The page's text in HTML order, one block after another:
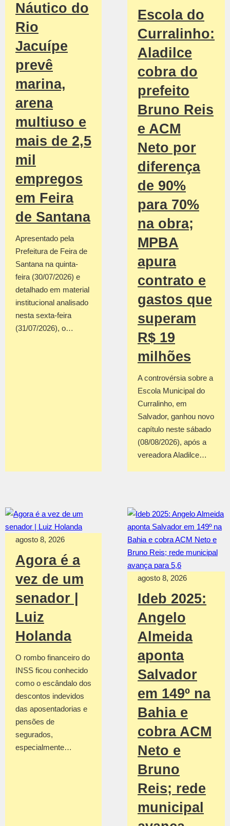
Náutico do
Rio
Jacuípe
prevê
marina,
arena
multiuso e
mais de 2,5
mil
empregos
em Feira
de Santana
Apresentado pela
Prefeitura de Feira de
Santana na quinta-
feira (30/07/2026) e
detalhado em material
institucional analisado
nesta sexta-feira
(31/07/2026), o…
Escola do
Curralinho:
Aladilce
cobra do
prefeito
Bruno Reis
e ACM
Neto por
diferença
de 90%
para 70%
na obra;
MPBA
apura
contrato e
gastos que
superam
R$ 19
milhões
A controvérsia sobre a
Escola Municipal do
Curralinho, em
Salvador, ganhou novo
capítulo neste sábado
(08/08/2026), após a
vereadora Aladilce…
agosto 8, 2026
Agora é a
vez de um
senador |
Luiz
Holanda
O rombo financeiro do
INSS ficou conhecido
como o escândalo dos
descontos indevidos
das aposentadorias e
pensões de
segurados,
especialmente…
agosto 8, 2026
Ideb 2025:
Angelo
Almeida
aponta
Salvador
em 149º na
Bahia e
cobra ACM
Neto e
Bruno
Reis; rede
municipal